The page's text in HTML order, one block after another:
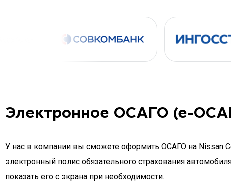
Электронное ОСАГО (е-
У нас в компании вы сможете оформить ОСАГО на Nissan
электронный полис обязательного страхования
показать его с экрана при необходимости.